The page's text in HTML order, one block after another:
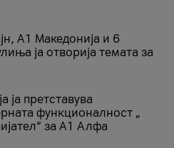
A1 Македонија и 6
ја отворија темата за
ја претставува
функционалност „
за А1 Алфа